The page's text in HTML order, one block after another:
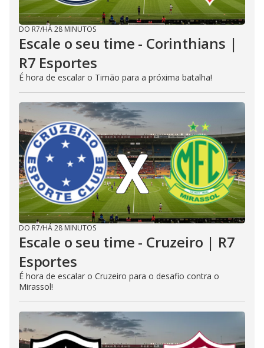
DO R7/HÁ 28 MINUTOS
Escale o seu time - Corinthians |
R7 Esportes
É hora de escalar o Timão para a próxima batalha!
DO R7/HÁ 28 MINUTOS
Escale o seu time - Cruzeiro | R7
Esportes
É hora de escalar o Cruzeiro para o desafio contra o
Mirassol!